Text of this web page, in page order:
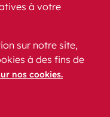
à votre
sur notre site,
à des fins de
nos cookies.